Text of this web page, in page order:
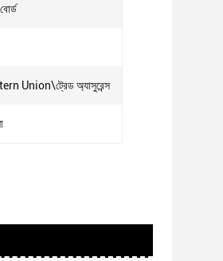
Union\ট্রেড অ্যাসুরেন্স